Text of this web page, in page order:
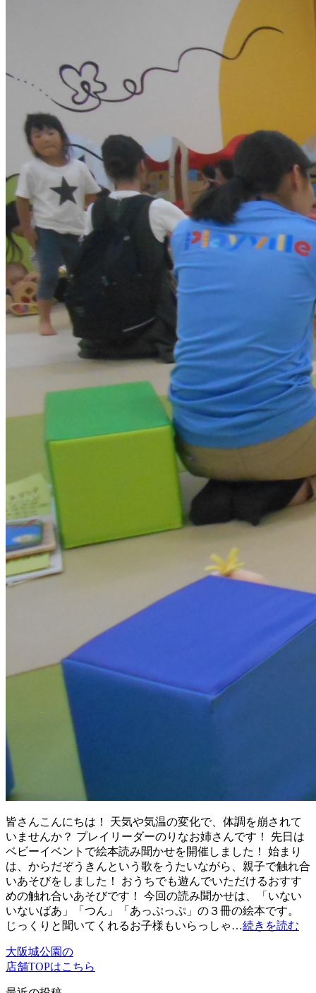
皆さんこんにちは！ 天気や気温の変化で、体調を崩されて
いませんか？ プレイリーダーのりなお姉さんです！ 先日は
ベビーイベントで絵本読み聞かせを開催しました！ 始まり
は、からだぞうきんという歌をうたいながら、親子で触れ合
いあそびをしました！ おうちでも遊んでいただけるおすす
めの触れ合いあそびです！ 今回の読み聞かせは、「いない
いないばあ」「つん」「あっぷっぷ」の３冊の絵本です。
じっくりと聞いてくれるお子様もいらっしゃ…続きを読む
大阪城公園の
店舗TOPはこちら